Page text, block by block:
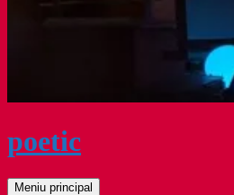
poetic
Caută
Meniu principal